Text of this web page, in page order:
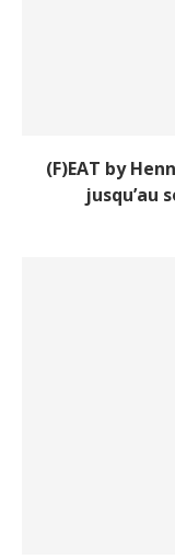
(F)EAT by
jusqu’au